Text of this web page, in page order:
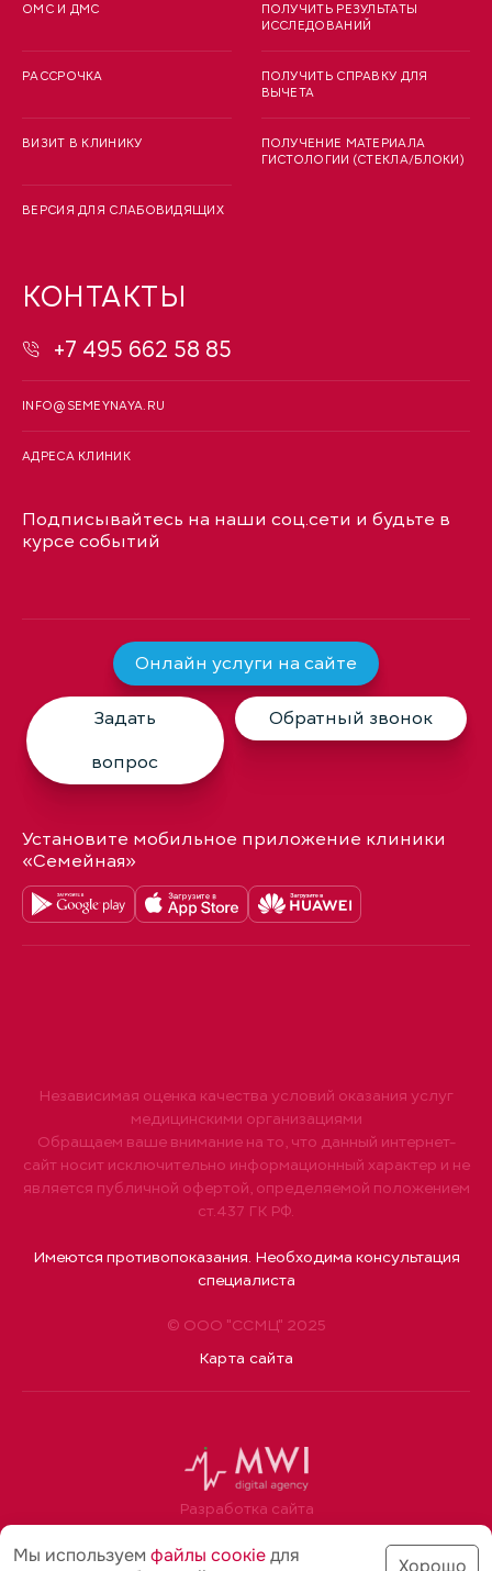
ОМС И ДМС
РАССРОЧКА
ВИЗИТ В КЛИНИКУ
ВЕРСИЯ ДЛЯ СЛАБОВИДЯЩИХ
ПОЛУЧИТЬ РЕЗУЛЬТАТЫ
ИССЛЕДОВАНИЙ
ПОЛУЧИТЬ СПРАВКУ ДЛЯ
ВЫЧЕТА
ПОЛУЧЕНИЕ МАТЕРИАЛА
ГИСТОЛОГИИ (СТЕКЛА/БЛОКИ)
КОНТАКТЫ
+7 495 662 58 85
INFO@SEMEYNAYA.RU
АДРЕСА КЛИНИК
Подписывайтесь на наши соц.сети и будьте в
курсе событий
Онлайн услуги на сайте
Задать
вопрос
Обратный звонок
Установите мобильное приложение клиники
«Семейная»
© ООО "ССМЦ" 2025
Карта сайта
Независимая оценка качества условий оказания услуг
медицинскими организациями
Обращаем ваше внимание на то, что данный интернет-
сайт носит исключительно информационный характер и не
является публичной офертой, определяемой положением
ст.437 ГК РФ.
Имеются противопоказания. Необходима консультация
специалиста
Разработка сайта
Мы используем файлы соoкіедля
Хорошо